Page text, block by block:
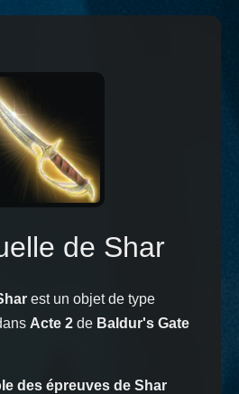
de Shar
est un objet de type
Acte 2 de Baldur's Gate
des épreuves de Shar